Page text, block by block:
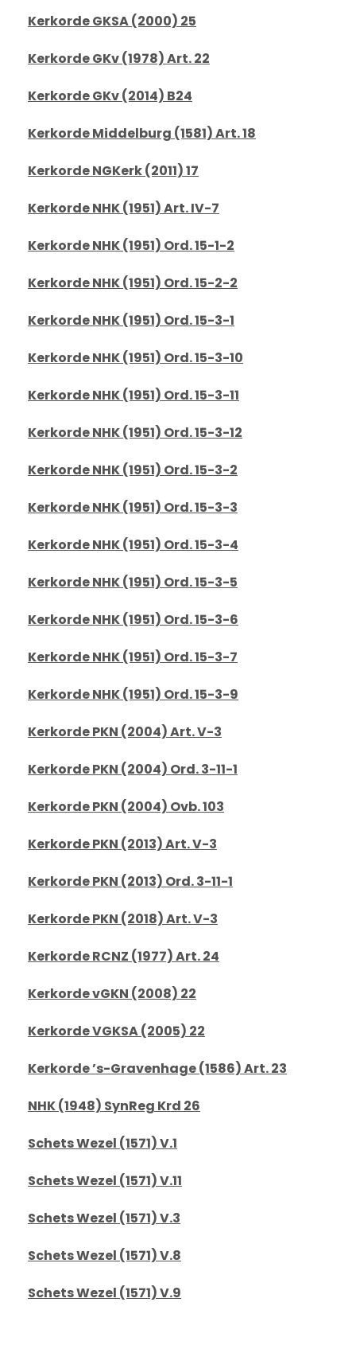
Kerkorde GKSA (2000) 25
Kerkorde GKv (1978) Art. 22
Kerkorde GKv (2014) B24
Kerkorde Middelburg (1581) Art. 18
Kerkorde NGKerk (2011) 17
Kerkorde NHK (1951) Art. IV-7
Kerkorde NHK (1951) Ord. 15-1-2
Kerkorde NHK (1951) Ord. 15-2-2
Kerkorde NHK (1951) Ord. 15-3-1
Kerkorde NHK (1951) Ord. 15-3-10
Kerkorde NHK (1951) Ord. 15-3-11
Kerkorde NHK (1951) Ord. 15-3-12
Kerkorde NHK (1951) Ord. 15-3-2
Kerkorde NHK (1951) Ord. 15-3-3
Kerkorde NHK (1951) Ord. 15-3-4
Kerkorde NHK (1951) Ord. 15-3-5
Kerkorde NHK (1951) Ord. 15-3-6
Kerkorde NHK (1951) Ord. 15-3-7
Kerkorde NHK (1951) Ord. 15-3-9
Kerkorde PKN (2004) Art. V-3
Kerkorde PKN (2004) Ord. 3-11-1
Kerkorde PKN (2004) Ovb. 103
Kerkorde PKN (2013) Art. V-3
Kerkorde PKN (2013) Ord. 3-11-1
Kerkorde PKN (2018) Art. V-3
Kerkorde RCNZ (1977) Art. 24
Kerkorde vGKN (2008) 22
Kerkorde VGKSA (2005) 22
Kerkorde ’s-Gravenhage (1586) Art. 23
NHK (1948) SynReg Krd 26
Schets Wezel (1571) V.1
Schets Wezel (1571) V.11
Schets Wezel (1571) V.3
Schets Wezel (1571) V.8
Schets Wezel (1571) V.9